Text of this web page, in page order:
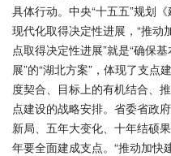
具体行动。中央“十五五”规划
现代化取得决定性进展，“推动
点取得决定性进展”就是“确保
展”的“湖北方案”，体现了支点
度契合、目标上的有机结合、
点建设的战略安排。省委省政
新局、五年大变化、十年结硕
年要全面建成支点。“推动加快